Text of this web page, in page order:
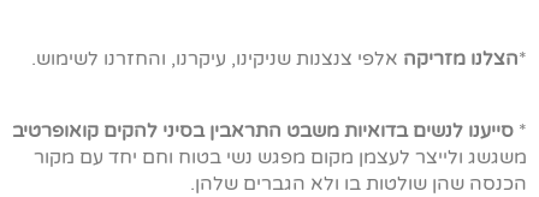
*הצלנו מזריקה אלפי צנצנות שניקינו, עיקרנו, והחזרנו לשימוש.
* סייענו לנשים בדואיות משבט התראבין בסיני להקים קואופרטיב
משגשג ולייצר לעצמן מקום מפגש נשי בטוח וחם יחד עם מקור
הכנסה שהן שולטות בו ולא הגברים שלהן.